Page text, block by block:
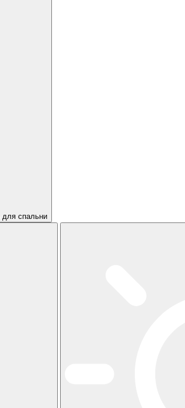
спальни